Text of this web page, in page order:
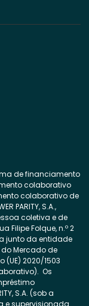
de financiamento
colaborativo
colaborativo de
PARITY, S.A.,
coletiva e de
Filipe Folque, n.º 2
junto da entidade
Mercado de
2020/1503
Os
S.A. (sob a